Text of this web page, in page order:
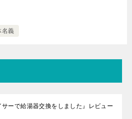
名義
サーで給湯器交換をしました』レビュー